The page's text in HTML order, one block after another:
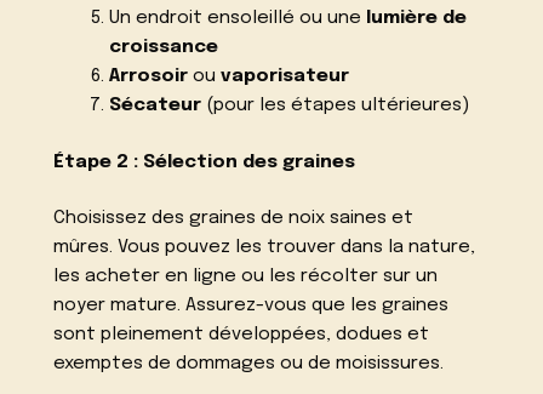
Un endroit ensoleillé ou une
lumière de
croissance
Arrosoirou vaporisateur
Sécateur(pour les étapes ultérieures)
Étape 2 : Sélection des graines
Choisissez des graines de noix saines et
mûres. Vous pouvez les trouver dans la nature,
les acheter en ligne ou les récolter sur un
noyer mature. Assurez-vous que les graines
sont pleinement développées, dodues et
exemptes de dommages ou de moisissures.